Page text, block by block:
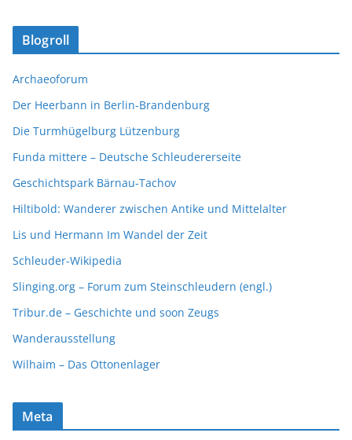
Blogroll
Archaeoforum
Der Heerbann in Berlin-Brandenburg
Die Turmhügelburg Lützenburg
Funda mittere – Deutsche Schleudererseite
Geschichtspark Bärnau-Tachov
Hiltibold: Wanderer zwischen Antike und Mittelalter
Lis und Hermann Im Wandel der Zeit
Schleuder-Wikipedia
Slinging.org – Forum zum Steinschleudern (engl.)
Tribur.de – Geschichte und soon Zeugs
Wanderausstellung
Wilhaim – Das Ottonenlager
Meta